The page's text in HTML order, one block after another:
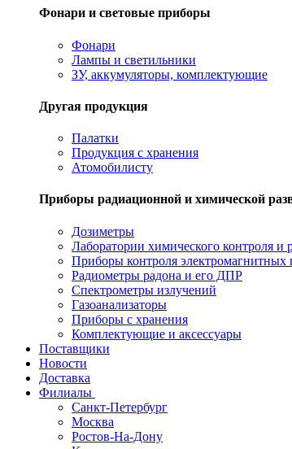
Фонари и световые приборы
Фонари
Лампы и светильники
ЗУ, аккумуляторы, комплектующие
Другая продукция
Палатки
Продукция с хранения
Атомобилисту
Приборы радиационной и химической
Дозиметры
Лаборатории химического контроля и
Приборы контроля электромагнитных
Радиометры радона и его ДПР
Спектрометры излучений
Газоанализаторы
Приборы с хранения
Комплектующие и аксессуары
Поставщики
Новости
Доставка
Филиалы
Санкт-Петербург
Москва
Ростов-На-Дону